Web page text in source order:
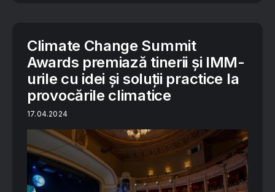
Climate Change Summit
Awards premiază tinerii și IMM-
urile cu idei și soluții practice la
provocările climatice
17.04.2024